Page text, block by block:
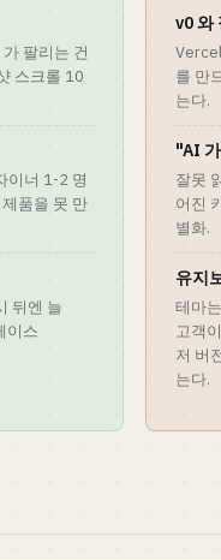
팔리는 건
스크롤 10
이너 1-2 명
품을 못 만
뒤엔 늘
이스
v0 와
를 만
는다.
"AI
잘못
어진
별화.
유지
테마
고객
저 버
는다.